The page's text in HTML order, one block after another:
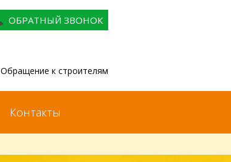
ОБРАТНЫЙ ЗВОНОК
Обращение к строителям
Контакты